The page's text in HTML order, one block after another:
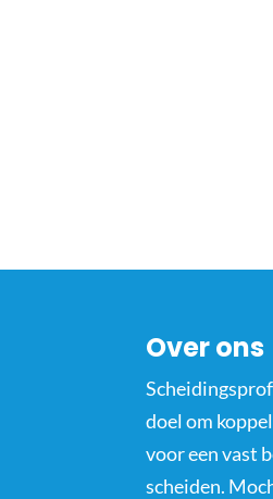
Over ons
doel om
voor een vast
scheiden.